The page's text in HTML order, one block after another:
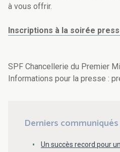
à vous offrir.
Inscriptions à la soirée
SPF Chancellerie du Premier
Informations pour la presse :
Derniers
Un succès record pour